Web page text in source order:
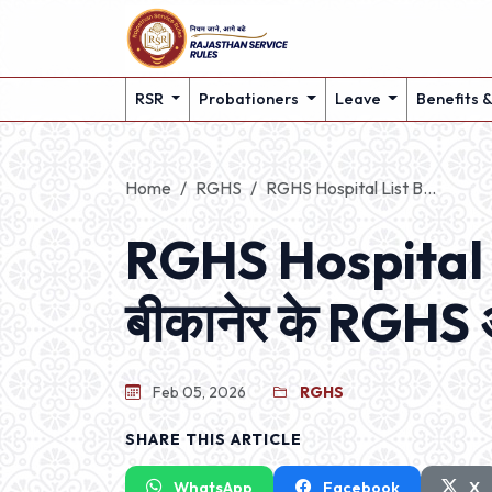
RSR Probationers Leave Benefits
Home RGHS RGHS Hospital List B...
RGHS
बीकानेर के RGHS
Feb 05, 2026 RGHS
SHARE THIS ARTICLE
WhatsApp Facebook X